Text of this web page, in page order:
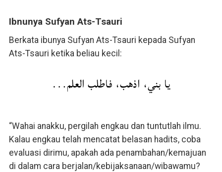
Ibnunya Sufyan Ats-Tsauri
Berkata ibunya Sufyan Ats-Tsauri kepada Sufyan
Ats-Tsauri ketika beliau kecil:
يا بني، اذهب، فاطلب العلم…
“Wahai anakku, pergilah engkau dan tuntutlah ilmu.
Kalau engkau telah mencatat belasan hadits, coba
evaluasi dirimu, apakah ada penambahan/kemajuan
di dalam cara berjalan/kebijaksanaan/wibawamu?